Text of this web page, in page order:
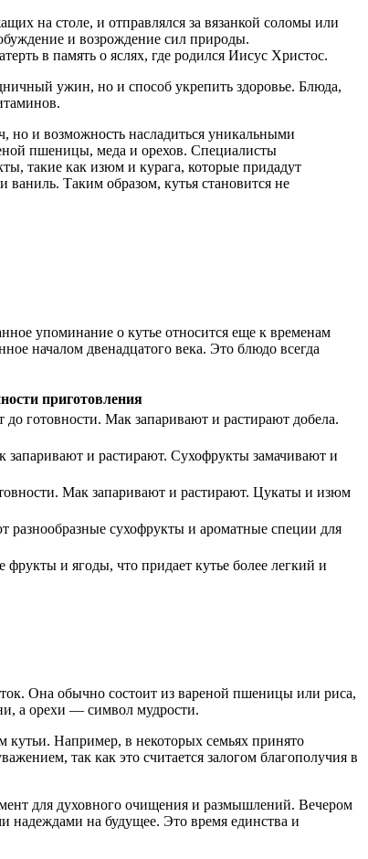
на столе, и отправлялся за вязанкой соломы или
и возрождение сил природы.
в память о яслях, где родился Иисус Христос.
ужин, но и способ укрепить здоровье. Блюда,
но и возможность насладиться уникальными
пшеницы, меда и орехов. Специалисты
такие как изюм и курага, которые придадут
Таким образом, кутья становится не
упоминание о кутье относится еще к временам
началом двенадцатого века. Это блюдо всегда
приготовления
готовности. Мак запаривают и растирают добела.
запаривают и растирают. Сухофрукты замачивают и
Мак запаривают и растирают. Цукаты и изюм
сухофрукты и ароматные специи для
и ягоды, что придает кутье более легкий и
Она обычно состоит из вареной пшеницы или риса,
а орехи — символ мудрости.
Например, в некоторых семьях принято
так как это считается залогом благополучия в
для духовного очищения и размышлений. Вечером
надеждами на будущее. Это время единства и